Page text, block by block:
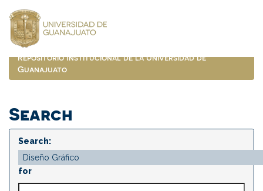
navigation
Repositorio Institucional de la Universidad de
Guanajuato
Search
Search:
for